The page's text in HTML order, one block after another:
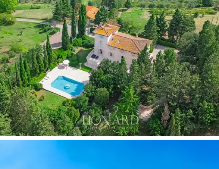
的壯麗景色。別墅周圍是一個露台，設有戶外用
餐區，非常適合在日落時享用夏季晚餐，並沿著
鋼琴大廳的整個輪廓延伸。該物業在一樓設有一
間獨立公寓，非常適合員工入住，並設有客廳、
廚房、帶浴室的臥室和洗衣房。
別墅外，約 4000 平方米的維護良好的公園環繞著
別墅，營造出絕對私密和寧靜的氛圍。綠樹成蔭
的大道直接通往 12x7 公尺的泳池區，提供充足的
放鬆空間。游泳池設有水力按摩噴頭，周圍環繞
華陽光露台。
設有雙通道和現代化技術設施。